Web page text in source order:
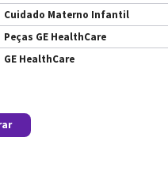
Cuidado Materno Infantil
Peças GE HealthCare
GE HealthCare